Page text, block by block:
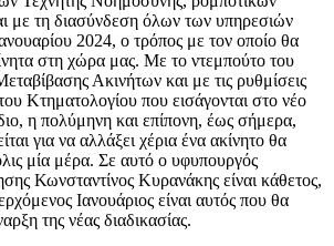
με τη διασύνδεση όλων των υπηρεσιών
2024, ο τρόπος με τον οποίο θα
στη χώρα μας. Με το ντεμπούτο του
Ακινήτων και με τις ρυθμίσεις
Κτηματολογίου που εισάγονται στο νέο
η πολύμηνη και επίπονη, έως σήμερα,
για να αλλάξει χέρια ένα ακίνητο θα
μία μέρα. Σε αυτό ο υφυπουργός
Κωνσταντίνος Κυρανάκης είναι κάθετος,
Ιανουάριος είναι αυτός που θα
της νέας διαδικασίας.